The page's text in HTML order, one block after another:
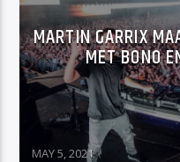
MARTIN GARRIX
MET BONO
MAY 5, 2021